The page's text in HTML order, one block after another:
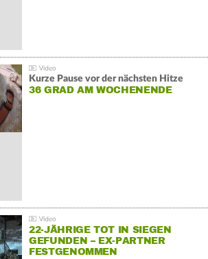
Kurze Pause vor der nächsten Hitze
36 GRAD AM WOCHENENDE
22-JÄHRIGE TOT IN SIEGEN
GEFUNDEN – EX-PARTNER
FESTGENOMMEN